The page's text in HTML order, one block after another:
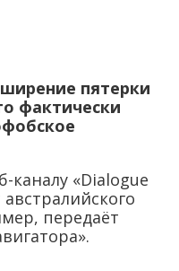
пятерки
фактически
«Dialogue
передаёт